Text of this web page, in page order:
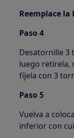
Reemplace
Paso 4
Desatornille 3
luego retírela,
fíjela con 3
Paso 5
Vuelva a
inferior con